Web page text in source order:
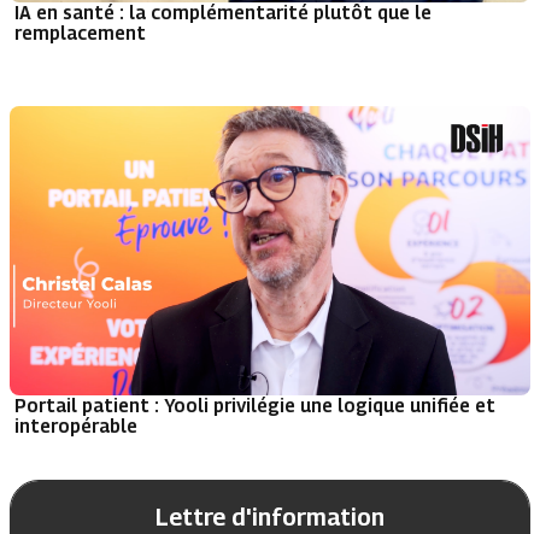
IA en santé : la complémentarité plutôt que le
remplacement
Portail patient : Yooli privilégie une logique unifiée et
interopérable
Lettre d'information